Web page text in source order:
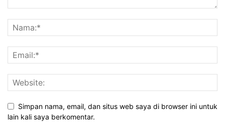
Simpan nama, email, dan situs web saya di browser ini untuk
lain kali saya berkomentar.